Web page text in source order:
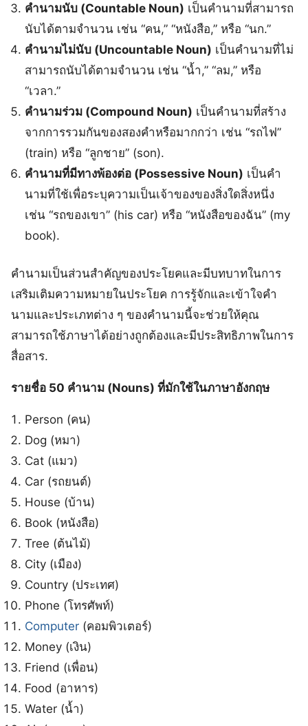
คำนามนับ (Countable Noun) เป็นคำนามที่สามารถ
นับได้ตามจำนวน เช่น “คน,” “หนังสือ,” หรือ “นก.”
คำนามไม่นับ (Uncountable Noun) เป็นคำนามที่ไม่
สามารถนับได้ตามจำนวน เช่น “น้ำ,” “ลม,” หรือ
“เวลา.”
คำนามร่วม (Compound Noun) เป็นคำนามที่สร้าง
จากการรวมกันของสองคำหรือมากกว่า เช่น “รถไฟ”
(train) หรือ “ลูกชาย” (son).
คำนามที่มีทางพ้องต่อ (Possessive Noun) เป็นคำ
นามที่ใช้เพื่อระบุความเป็นเจ้าของของสิ่งใดสิ่งหนึ่ง
เช่น “รถของเขา” (his car) หรือ “หนังสือของฉัน” (my
book).
คำนามเป็นส่วนสำคัญของประโยคและมีบทบาทในการ
เสริมเติมความหมายในประโยค การรู้จักและเข้าใจคำ
นามและประเภทต่าง ๆ ของคำนามนี้จะช่วยให้คุณ
สามารถใช้ภาษาได้อย่างถูกต้องและมีประสิทธิภาพในการ
สื่อสาร.
รายชื่อ 50 คำนาม (Nouns) ที่มักใช้ในภาษาอังกฤษ
Person (คน)
Dog (หมา)
Cat (แมว)
Car (รถยนต์)
House (บ้าน)
Book (หนังสือ)
Tree (ต้นไม้)
City (เมือง)
Country (ประเทศ)
Phone (โทรศัพท์)
Computer (คอมพิวเตอร์)
Money (เงิน)
Friend (เพื่อน)
Food (อาหาร)
Water (น้ำ)